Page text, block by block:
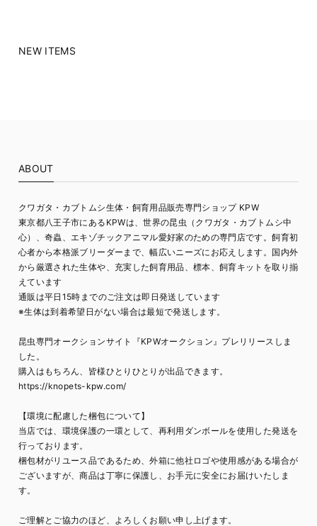
NEW ITEMS
ABOUT
クワガタ・カブトムシ生体・飼育用品販売専門ショップ KPW
東京都八王子市にあるKPWは、世界の昆虫（クワガタ・カブトムシ中
心）、奇蟲、エキゾチックアニマル愛好家のための専門店です。飼育初
心者から本格派ブリーダーまで、幅広いニーズにお応えします。国内外
から厳選された生体や、充実した飼育用品、標本、飼育キットを取り揃
えています
通販は平日15時までのご注文は即日発送しています
※生体は到着希望日がない場合は最短で発送します。
昆虫専門オークションサイト『KPWオークション』プレリリースしま
した。
購入はもちろん、皆様ひとりひとりが出品できます。
https://knopets-kpw.com/
【環境に配慮した梱包について】
当店では、環境保護の一環として、再利用ダンボールを使用した発送を
行っております。
梱包材がリユース品であるため、外箱に他社ロゴや使用感がある場合が
ございますが、商品は丁寧に保護し、お手元に安全にお届けいたしま
す。
ご理解とご協力のほど、よろしくお願い申し上げます。